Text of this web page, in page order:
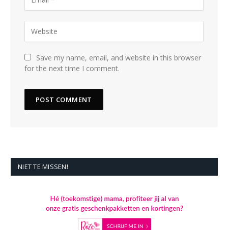
Save my name, email, and website in this browser
for the next time I comment.
NIET TE MISSEN!